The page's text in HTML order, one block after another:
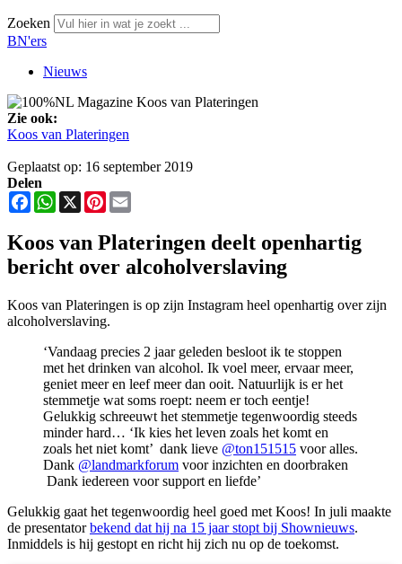
Zoeken
BN'ers
Nieuws
Zie ook:
Koos van Plateringen
Geplaatst op: 16 september 2019
Delen
FacebookWhatsApp
X Pinterest
Koos van Plateringen deelt openhartig
bericht over alcoholverslaving
Koos van Plateringen is op zijn Instagram heel openhartig over zijn
alcoholverslaving.
‘Vandaag precies 2 jaar geleden besloot ik te stoppen
met het drinken van alcohol. Ik voel meer, ervaar meer,
geniet meer en leef meer dan ooit. Natuurlijk is er het
stemmetje wat soms roept: neem er toch eentje!
Gelukkig schreeuwt het stemmetje tegenwoordig steeds
minder hard… ‘Ik kies het leven zoals het komt en
zoals het niet komt’ dank lieve @ton151515 voor alles.
Dank @landmarkforum voor inzichten en doorbraken
Dank iedereen voor support en liefde’
Gelukkig gaat het tegenwoordig heel goed met Koos! In juli maakte
de presentatorbekend dat hij na 15 jaar stopt bij Shownieuws.
Inmiddels is hij gestopt en richt hij zich nu op de toekomst.